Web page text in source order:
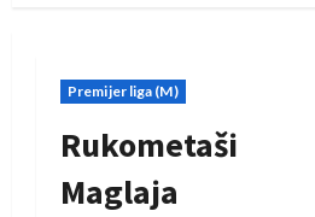
Premijer liga (M)
Rukometaši
Maglaja